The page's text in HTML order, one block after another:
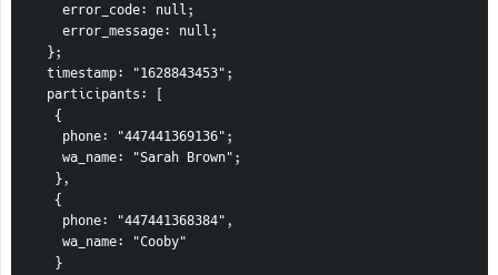
    error_code: null;
    error_message: null;
  };
  timestamp: "1628843453";
  participants: [
   {
    phone: "447441369136";
    wa_name: "Sarah Brown";
   },
   {
    phone: "447441368384",
    wa_name: "Cooby"
   }